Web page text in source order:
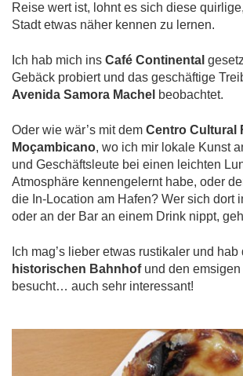
Reise wert ist, lohnt es sich diese
Stadt etwas näher kennen zu lernen.
Ich hab mich ins Café Continental
Gebäck probiert und das geschäftige
Avenida Samora Machel beobachtet.
Oder wie wär’s mit dem Centro Cultural
Moçambicano, wo ich mir lokale Kunst
und Geschäftsleute bei einen leichten
Atmosphäre kennengelernt habe, oder
die In-Location am Hafen? Wer sich dort
oder an der Bar an einem Drink nippt,
Ich mag’s lieber etwas rustikaler und hab
historischen Bahnhofund den emsigen
besucht… auch sehr interessant!